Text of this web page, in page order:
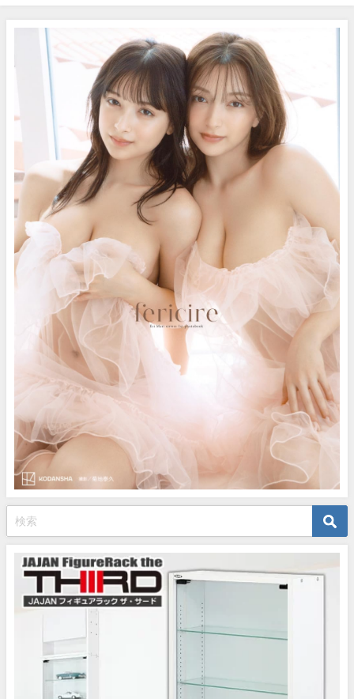
#shorts（2022年08月03日） |
講談社ヤンマガchさんより
レChannel【集英社 週刊プレイ
ボーイ公式】さんより